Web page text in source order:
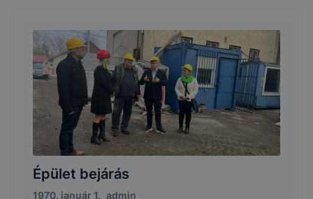
8. osztályos diákoknak
Épület bejárás
1970. január 1. admin